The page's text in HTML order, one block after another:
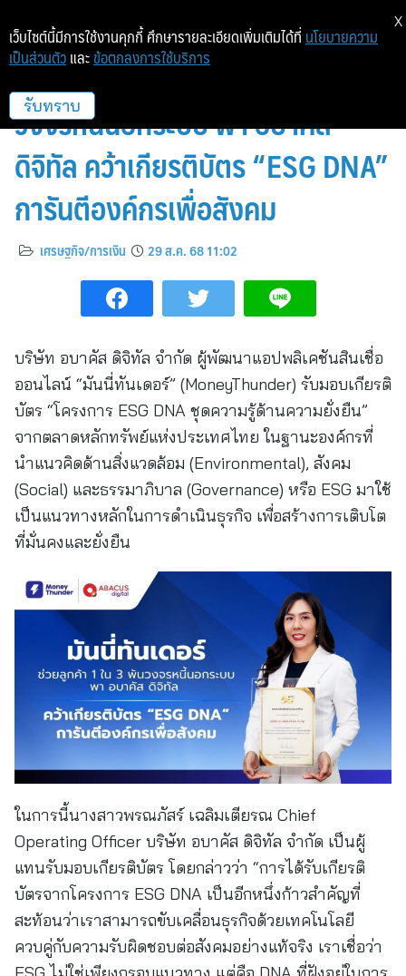
มันนี่ทันเดอร์ช่วยลูกค้า 1 ใน 3 พ้น
วงจรหนี้นอกระบบ พา อบาคัส
ดิจิทัล คว้าเกียรติบัตร “ESG DNA”
การันตีองค์กรเพื่อสังคม
เศรษฐกิจ/การเงิน 29 ส.ค. 68 11:02
บริษัท อบาคัส ดิจิทัล จำกัด ผู้พัฒนาแอปพลิเคชันสินเชื่อ
ออนไลน์ “มันนี่ทันเดอร์” (MoneyThunder) รับมอบเกียรติ
บัตร “โครงการ ESG DNA ชุดความรู้ด้านความยั่งยืน”
จากตลาดหลักทรัพย์แห่งประเทศไทย ในฐานะองค์กรที่
นำแนวคิดด้านสิ่งแวดล้อม (Environmental), สังคม
(Social) และธรรมาภิบาล (Governance) หรือ ESG มาใช้
เป็นแนวทางหลักในการดำเนินธุรกิจ เพื่อสร้างการเติบโต
ที่มั่นคงและยั่งยืน
ในการนี้นางสาวพรณภัสร์ เฉลิมเตียรณ Chief
Operating Officer บริษัท อบาคัส ดิจิทัล จำกัด เป็นผู้
แทนรับมอบเกียรติบัตร โดยกล่าวว่า “การได้รับเกียรติ
บัตรจากโครงการ ESG DNA เป็นอีกหนึ่งก้าวสำคัญที่
สะท้อนว่าเราสามารถขับเคลื่อนธุรกิจด้วยเทคโนโลยี
ควบคู่กับความรับผิดชอบต่อสังคมอย่างแท้จริง เราเชื่อว่า
เว็บไซต์นี้มีการใช้งานคุกกี้ ศึกษารายละเอียดเพิ่มเติมได้ที่ นโยบายความ
เป็นส่วนตัว และ ข้อตกลงการใช้บริการ
รับทราบ
X